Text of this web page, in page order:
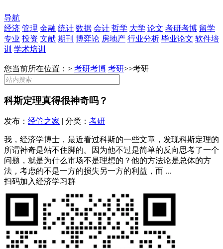
导航
经济 管理 金融 统计 数据 会计 哲学 大学 论文 考研考博 留学
专业 投资 文献 期刊 博弈论 房地产 行业分析 毕业论文 软件培
训 学术培训
您当前所在位置：> 考研考博 考研>>考研
科斯定理真得很神奇吗？
发布： 经管之家 | 分类： 考研
我，经济学博士，最近看过科斯的一些文章，发现科斯定理的
所谓神奇是站不住脚的。因为他不过是简单的反向思考了一个
问题，就是为什么市场不是理想的？他的方法论是总体的方
法，考虑的不是一方的损失另一方的利益，而 ...
扫码加入经济学习群